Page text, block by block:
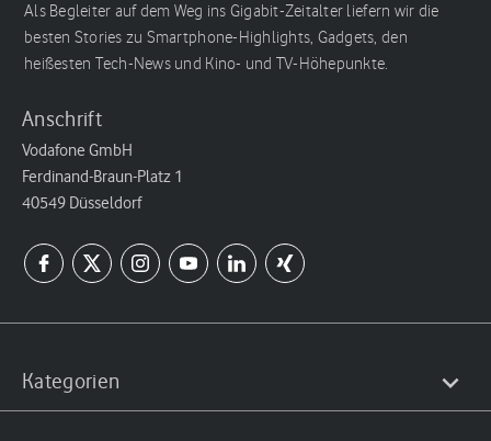
Als Begleiter auf dem Weg ins Gigabit-Zeitalter liefern wir die
besten Stories zu Smartphone-Highlights, Gadgets, den
heißesten Tech-News und Kino- und TV-Höhepunkte.
Anschrift
Vodafone GmbH
Ferdinand-Braun-Platz 1
40549 Düsseldorf
Kategorien